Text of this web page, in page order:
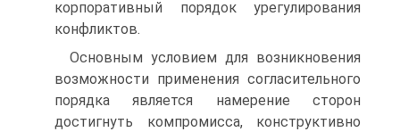
корпоративный порядок урегулирования
конфликтов.
Основным условием для возникновения
возможности применения согласительного
порядка является намерение сторон
достигнуть компромисса, конструктивно